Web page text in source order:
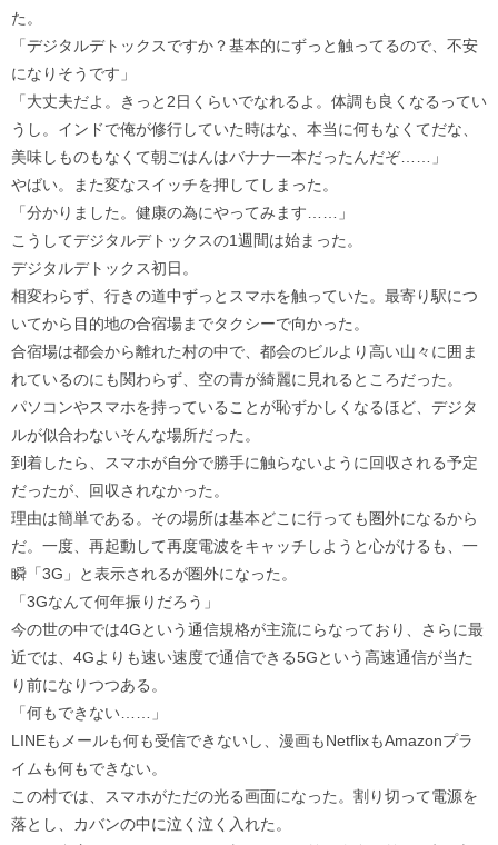
た。
「デジタルデトックスですか？基本的にずっと触ってるので、不安
になりそうです」
「大丈夫だよ。きっと2日くらいでなれるよ。体調も良くなるってい
うし。インドで俺が修行していた時はな、本当に何もなくてだな、
美味しものもなくて朝ごはんはバナナ一本だったんだぞ……」
やばい。また変なスイッチを押してしまった。
「分かりました。健康の為にやってみます……」
こうしてデジタルデトックスの1週間は始まった。
デジタルデトックス初日。
相変わらず、行きの道中ずっとスマホを触っていた。最寄り駅につ
いてから目的地の合宿場までタクシーで向かった。
合宿場は都会から離れた村の中で、都会のビルより高い山々に囲ま
れているのにも関わらず、空の青が綺麗に見れるところだった。
パソコンやスマホを持っていることが恥ずかしくなるほど、デジタ
ルが似合わないそんな場所だった。
到着したら、スマホが自分で勝手に触らないように回収される予定
だったが、回収されなかった。
理由は簡単である。その場所は基本どこに行っても圏外になるから
だ。一度、再起動して再度電波をキャッチしようと心がけるも、一
瞬「3G」と表示されるが圏外になった。
「3Gなんて何年振りだろう」
今の世の中では4Gという通信規格が主流にらなっており、さらに最
近では、4Gよりも速い速度で通信できる5Gという高速通信が当た
り前になりつつある。
「何もできない……」
LINEもメールも何も受信できないし、漫画もNetflixもAmazonプラ
イムも何もできない。
この村では、スマホがただの光る画面になった。割り切って電源を
落とし、カバンの中に泣く泣く入れた。